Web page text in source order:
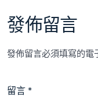
發佈留言
發佈留言必須填寫的電
留言*